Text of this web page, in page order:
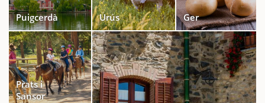
Puigcerdà Urús Ger
Prats i
Sansor